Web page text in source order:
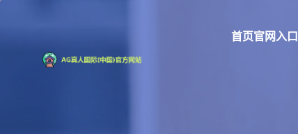
首页官网入口